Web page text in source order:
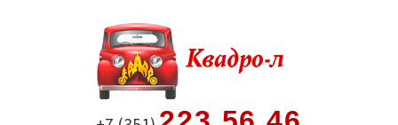
содержимому